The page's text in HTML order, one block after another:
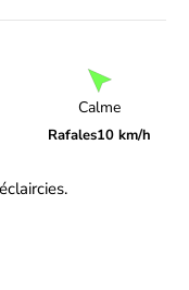
Calme
Rafales10 km/h